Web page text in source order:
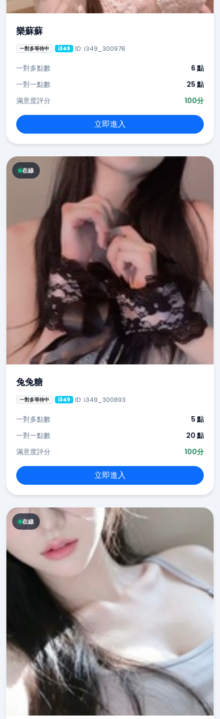
樂蘇蘇
一對多等待中 i349 ID: i349_300978
一對多點數
6 點
一對一點數
25 點
滿意度評分
100分
立即進入
在線
兔兔糖
一對多等待中 i349 ID: i349_300893
一對多點數
5 點
一對一點數
20 點
滿意度評分
100分
立即進入
在線